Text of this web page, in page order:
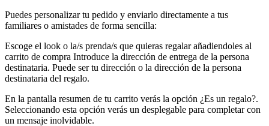
Puedes personalizar tu pedido y enviarlo directamente a tus
familiares o amistades de forma sencilla:
Escoge el look o la/s prenda/s que quieras regalar añadiendoles al
carrito de compra Introduce la dirección de entrega de la persona
destinataria. Puede ser tu dirección o la dirección de la persona
destinataria del regalo.
En la pantalla resumen de tu carrito verás la opción ¿Es un regalo?.
Seleccionando esta opción verás un desplegable para completar con
un mensaje inolvidable.